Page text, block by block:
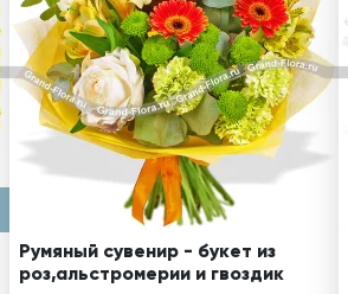
Румяный сувенир - букет из
роз,альстромерии и гвоздик